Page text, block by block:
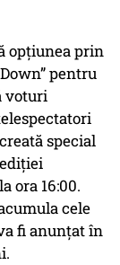
opţiunea prin
pentru
voturi
special
ora 16:00.
cele
fi anunţat în